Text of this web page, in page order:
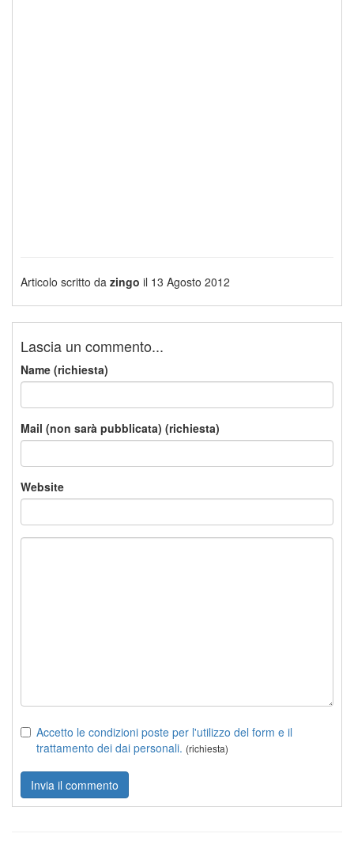
Articolo scritto da zingo il 13 Agosto 2012
Lascia un commento...
Name (richiesta)
Mail (non sarà pubblicata) (richiesta)
Website
Accetto le condizioni poste per l'utilizzo del form e il
trattamento dei dai personali. (richiesta)